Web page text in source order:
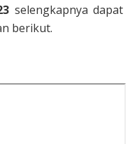
selengkapnya dapat
berikut.